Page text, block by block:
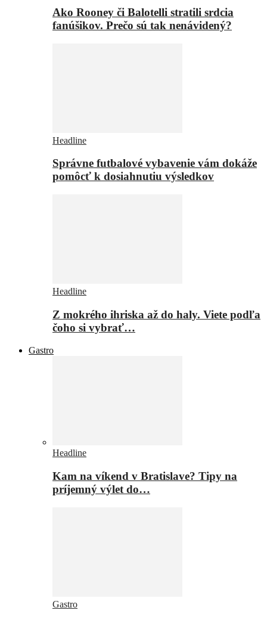
Ako Rooney či Balotelli stratili srdcia
fanúšikov. Prečo sú tak nenávidený?
Headline
Správne futbalové vybavenie vám dokáže
pomôcť k dosiahnutiu výsledkov
Headline
Z mokrého ihriska až do haly. Viete podľa
čoho si vybrať…
Gastro
Headline
Kam na víkend v Bratislave? Tipy na
príjemný výlet do…
Gastro